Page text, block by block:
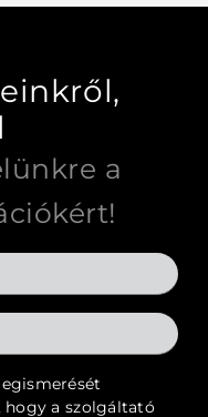
a
hogy a szolgáltató